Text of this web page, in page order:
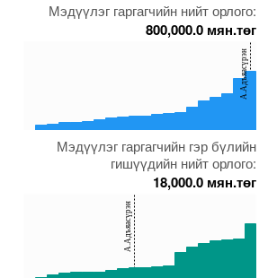
Мэдүүлэг гаргагчийн нийт орлого:
800,000.0 мян.төг
5000000000000005272030
5000000000000005271693
5000000000000005228389
А.Адъяасүрэн
Мэдүүлэг гаргагчийн гэр бүлийн
гишүүдийн нийт орлого:
18,000.0 мян.төг
А.Адъяасүрэн